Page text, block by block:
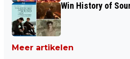
Win History of
Meer artikelen